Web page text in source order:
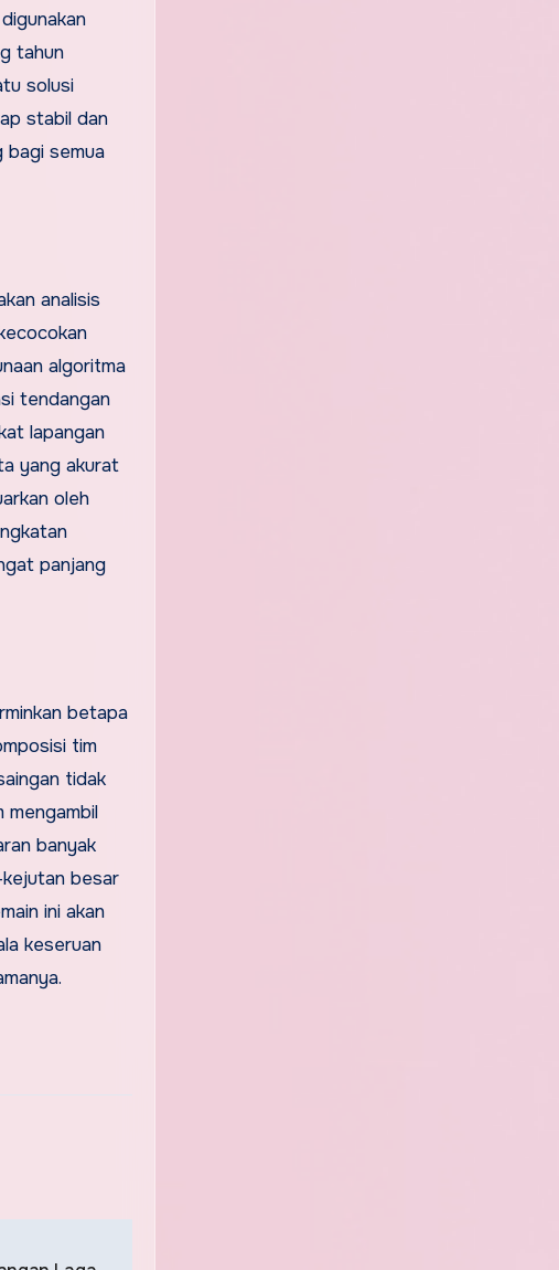
tahun
solusi
stabil dan
bagi semua
analisis
algoritma
tendangan
lapangan
yang akurat
oleh
panjang
betapa
tim
tidak
mengambil
banyak
besar
ini akan
keseruan